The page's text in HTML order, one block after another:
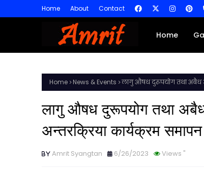
Home About Contact
Home
Home News & Events लागु औषध दुरूपयोग तथा अबैध
लागु औषध दुरूपयोग तथा
अन्तरक्रिया कार्यक्रम समापन
Amrit Syangtan Views "
6/26/2023